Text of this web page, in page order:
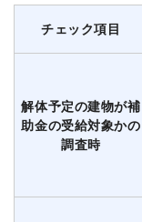
チェック項目
解体予定の建物が補
助金の受給対象かの
調査時